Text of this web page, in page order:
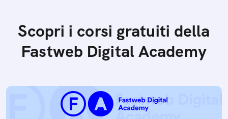
Scopri i corsi gratuiti della
Fastweb Digital Academy